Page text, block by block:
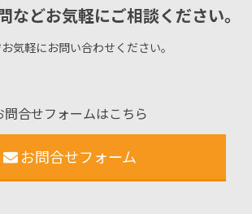
などお気軽にご相談ください。
気軽にお問い合わせください。
問合せフォームはこちら
お問合せフォーム